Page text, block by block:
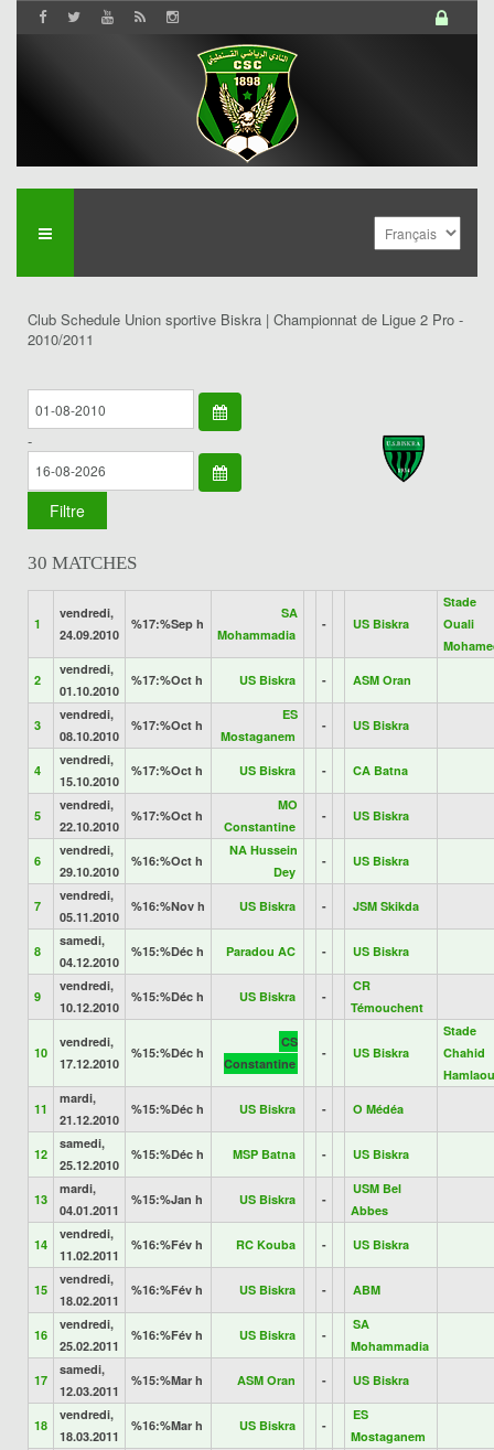
Club Schedule Union sportive Biskra | Championnat de Ligue 2 Pro -
2010/2011
-
30 MATCHES
1
vendredi,
24.09.2010
%17:%Sep h
SA
Mohammadia
- US Biskra
Stade
Ouali
2
vendredi,
01.10.2010
%17:%Oct h US Biskra - ASM Oran
3
vendredi,
08.10.2010
%17:%Oct h
ES
Mostaganem
- US Biskra
4
vendredi,
15.10.2010
%17:%Oct h US Biskra - CA Batna
5
vendredi,
22.10.2010
%17:%Oct h
MO
Constantine
- US Biskra
6
vendredi,
29.10.2010
%16:%Oct h
NA Hussein
Dey
- US Biskra
7
vendredi,
05.11.2010
%16:%Nov h US Biskra - JSM Skikda
8
samedi,
04.12.2010
%15:%Déc h Paradou AC - US Biskra
9
vendredi,
10.12.2010
%15:%Déc h US Biskra -
CR
Témouchent
10
vendredi,
17.12.2010
%15:%Déc h
CS
Constantine
- US Biskra
Stade
Chahid
11
mardi,
21.12.2010
%15:%Déc h US Biskra - O Médéa
12
samedi,
25.12.2010
%15:%Déc h MSP Batna - US Biskra
13
mardi,
04.01.2011
%15:%Jan h US Biskra -
USM Bel
Abbes
14
vendredi,
11.02.2011
%16:%Fév h RC Kouba - US Biskra
15
vendredi,
18.02.2011
%16:%Fév h US Biskra - ABM
16
vendredi,
25.02.2011
%16:%Fév h US Biskra -
SA
Mohammadia
17
samedi,
12.03.2011
%15:%Mar h ASM Oran - US Biskra
18
vendredi,
18.03.2011
%16:%Mar h US Biskra -
ES
Mostaganem